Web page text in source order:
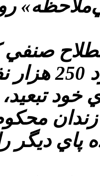
صنفي
سرعت تشكيل داده